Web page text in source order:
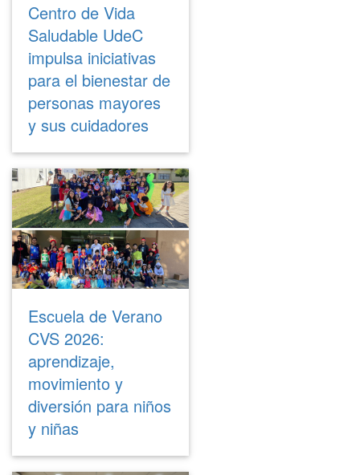
Centro de Vida
Saludable UdeC
impulsa iniciativas
para el bienestar de
personas mayores
y sus cuidadores
Escuela de Verano
CVS 2026:
aprendizaje,
movimiento y
diversión para niños
y niñas